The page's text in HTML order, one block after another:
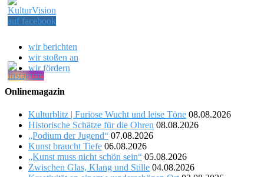
wir berichten
wir stoßen an
wir fördern
Onlinemagazin
Kulturblitz | Furiose Wucht und leise Töne 08.08.2026
Historische Schätze für die Ohren 08.08.2026
„Podium der Jugend“ 07.08.2026
Kunst braucht Tiefe 06.08.2026
„Kunst muss nicht schön sein“ 05.08.2026
Zwischen Glas, Klang und Stille 04.08.2026